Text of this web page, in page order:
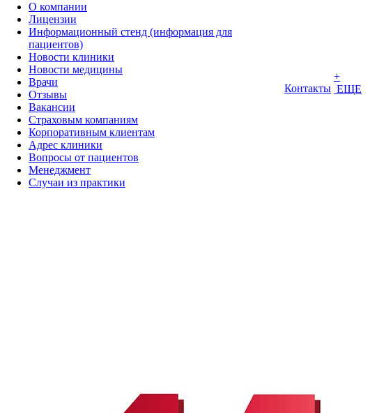
О компании
Лицензии
Информационный стенд (информация для
пациентов)
Новости клиники
Новости медицины
Врачи
Отзывы
Вакансии
Страховым компаниям
Корпоративным клиентам
Адрес клиники
Вопросы от пациентов
Менеджмент
Случаи из практики
Контакты
+
ЕЩЕ